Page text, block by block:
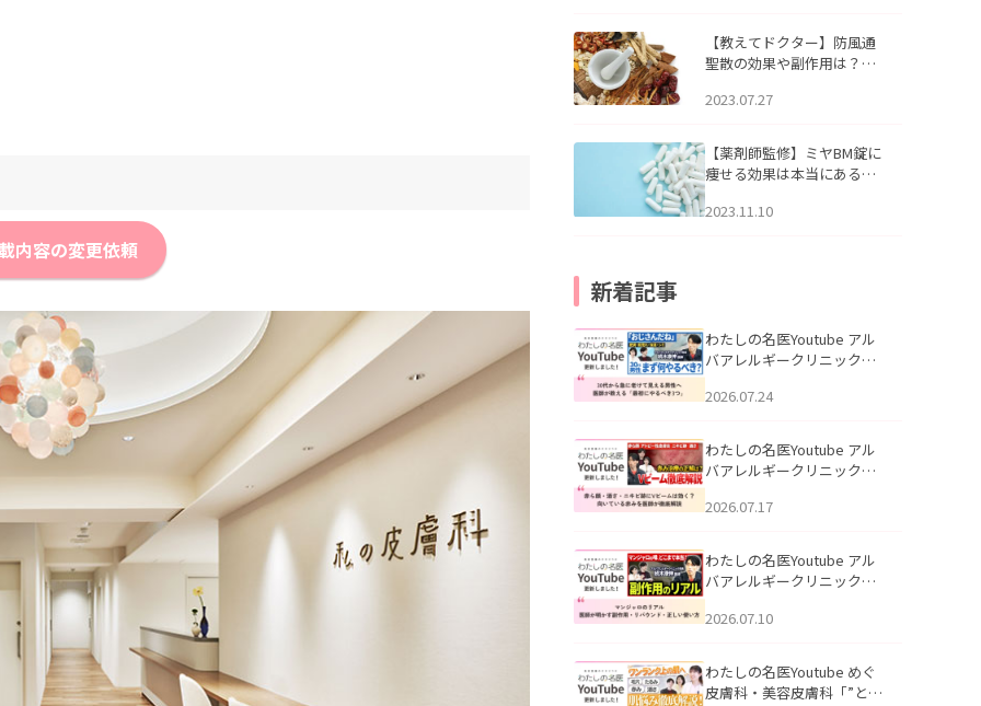
内容の変更依頼
【教えてドクター】防風通
聖散の効果や副作用は？長
2023.07.27
【薬剤師監修】ミヤBM錠に
痩せる効果は本当にある
2023.11.10
新着記事
わたしの名医Youtube アル
バアレルギークリニック札
える男性へ｜医師が教える
公開いたしました。
2026.07.24
わたしの名医Youtube アル
バアレルギークリニック札
跡にVビームは効く？向いて
説」を公開いたしました。
2026.07.17
わたしの名医Youtube アル
バアレルギークリニック札
医師が明かす副作用・リバ
公開いたしました。
2026.07.10
わたしの名医Youtube めぐ
皮膚科・美容皮膚科「”とお